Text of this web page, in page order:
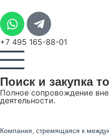
+7 495 165-88-01
Поиск и закупка
Полное сопровождение
деятельности.
Компания, стремящаяся к